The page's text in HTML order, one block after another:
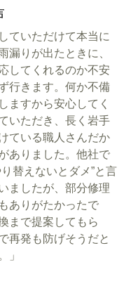
ていただけて本当に
漏りが出たときに、
してくれるのか不安
行きます。何か不備
ますから安心してく
いただき、長く岩手
ている職人さんだか
ありました。他社で
替えないとダメ”と言
ましたが、部分修理
ありがたかったで
まで提案してもら
再発も防げそうだと
」